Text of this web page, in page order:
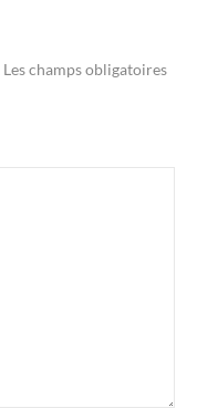
Les champs obligatoires